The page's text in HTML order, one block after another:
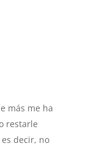
más me ha
restarle
decir, no